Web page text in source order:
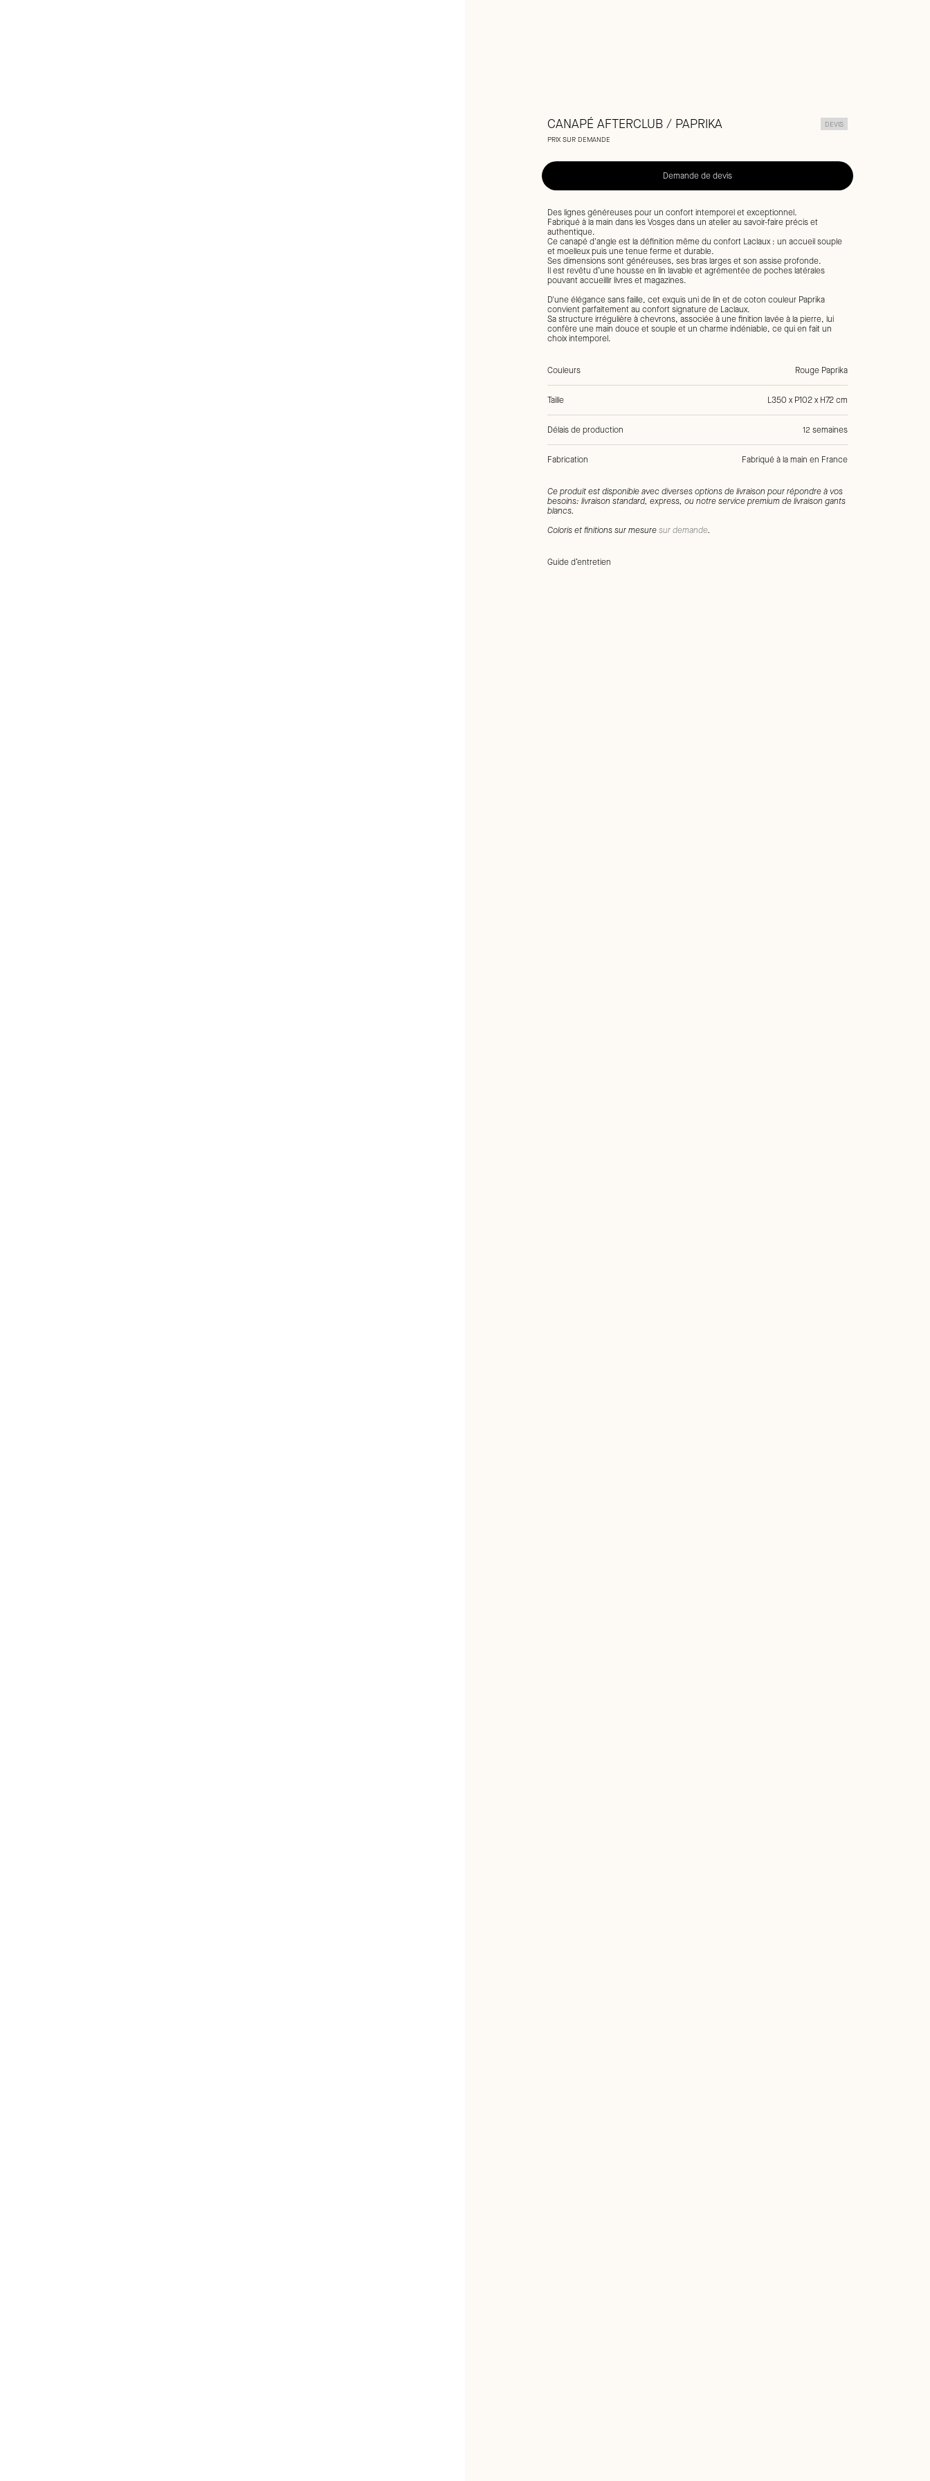
CANAPÉ AFTERCLUB / PAPRIKA
DEVIS
PRIX SUR DEMANDE
Demande de devis
Des lignes généreuses pour un confort intemporel et exceptionnel.
Fabriqué à la main dans les Vosges dans un atelier au savoir-faire précis et
authentique.
Ce canapé d'angle est la définition même du confort Laclaux : un accueil souple
et moelleux puis une tenue ferme et durable.
Ses dimensions sont généreuses, ses bras larges et son assise profonde.
Il est revêtu d’une housse en lin lavable et agrémentée de poches latérales
pouvant accueillir livres et magazines.
D'une élégance sans faille, cet exquis uni de lin et de coton couleur Paprika
convient parfaitement au confort signature de Laclaux.
Sa structure irrégulière à chevrons, associée à une finition lavée à la pierre, lui
confère une main douce et souple et un charme indéniable, ce qui en fait un
choix intemporel.
Couleurs Rouge Paprika
Taille L350 x P102 x H72 cm
Délais de production 12 semaines
Fabrication
Fabriqué à la main en France
Ce produit est disponible avec diverses options de livraison pour répondre à vos
besoins: livraison standard, express, ou notre service premium de livraison gants
blancs.
Coloris et finitions sur mesuresur demande.
Guide d’entretien